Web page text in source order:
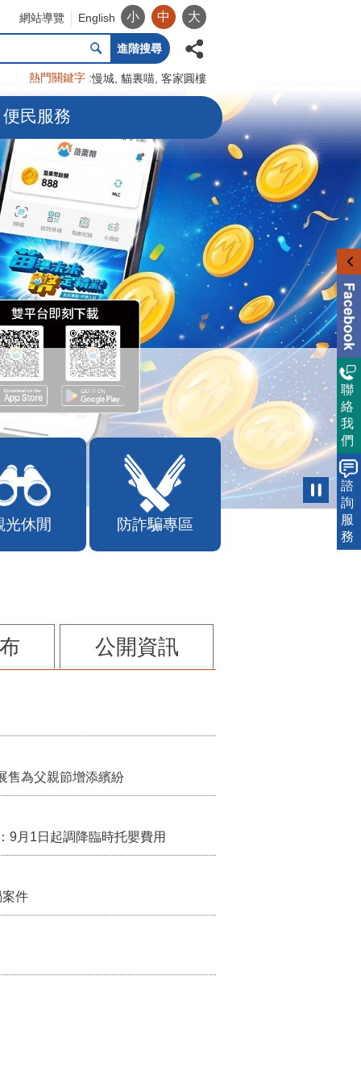
網站導覽 English 小 中 大
進階搜尋
熱門關鍵字 慢城 貓裏喵 客家圓樓
便民服務
光休閒 防詐騙專區
公開資訊
為父親節增添繽紛
9月1日起調降臨時托嬰費用
件
聯
絡
我
們
諮
詢
服
務